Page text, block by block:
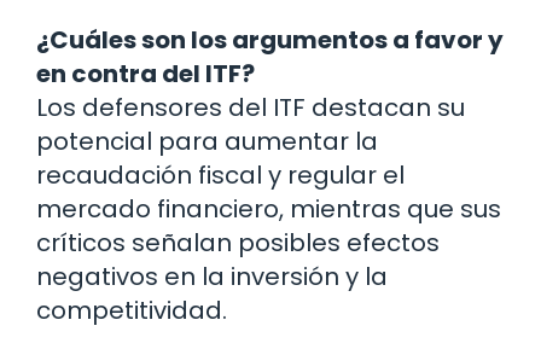
¿Cuáles son los argumentos a favor y
en contra del ITF?
Los defensores del ITF destacan su
potencial para aumentar la
recaudación fiscal y regular el
mercado financiero, mientras que sus
críticos señalan posibles efectos
negativos en la inversión y la
competitividad.